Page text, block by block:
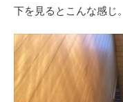
下を見るとこんな感じ。